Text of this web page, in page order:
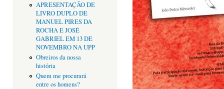
APRESENTAÇÃO DE
LIVRO DUPLO DE
MANUEL PIRES DA
ROCHA E JOSÉ
GABRIEL EM 13 DE
NOVEMBRO NA UPP
Obreiros da nossa
história
Quem me procurará
entre os homens?